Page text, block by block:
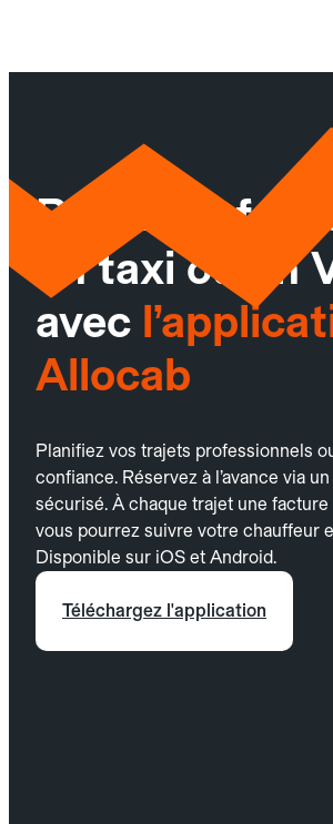
Réservez
un taxi ou un
avec
Allocab
Planifiez vos trajets professionnels
confiance. Réservez à l’avance via
sécurisé. À chaque trajet une
vous pourrez suivre votre chauffeur
Disponible sur iOS et Android.
Téléchargez l'application